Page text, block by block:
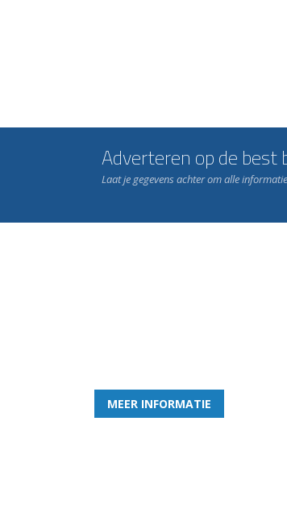
Adverteren op de best
Laat je gegevens achter om alle
MEER INFORMATIE